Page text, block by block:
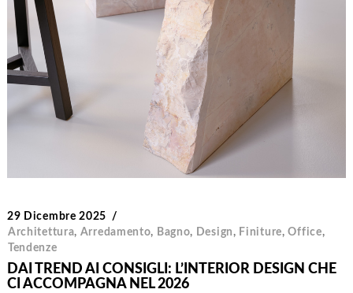
29 Dicembre 2025
Architettura, Arredamento, Bagno, Design, Finiture,Office,
Tendenze
DAI TREND AI CONSIGLI: L’INTERIOR DESIGN CHE
CI ACCOMPAGNA NEL 2026